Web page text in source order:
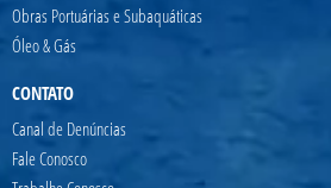
Obras Portuárias e Subaquáticas
Óleo & Gás
CONTATO
Canal de Denúncias
Fale Conosco